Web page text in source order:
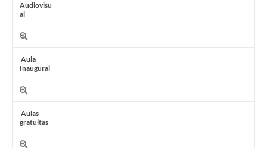
Audiovisu
al
Aula
Inaugural
Aulas
gratuitas